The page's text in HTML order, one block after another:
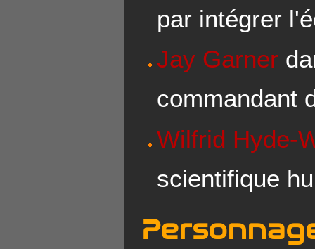
par intégrer
Jay Garner
commandant
Wilfrid Hyde-
scientifique